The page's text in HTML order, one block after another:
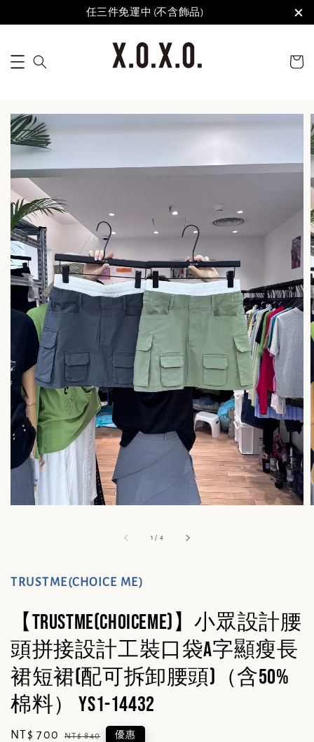
任三件免運中 (不含飾品)
1 / 4
TRUSTME(CHOICE ME)
【TRUSTME(CHOICEME)】小眾設計腰
頭拼接設計工裝口袋a字顯瘦長
裙短裙(配可拆卸腰頭)（含50%
棉料） YS1-14432
Sale
NT$ 700 Regular
NT$ 840 優惠